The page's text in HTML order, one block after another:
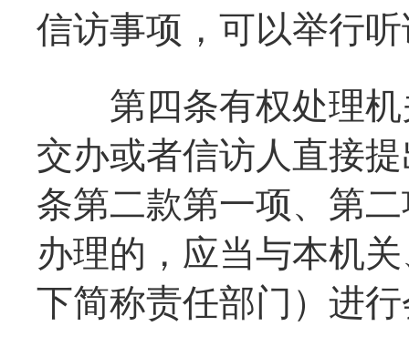
信访事项，可以举行
第四条有权处理机
交办或者信访人直接
条第二款第一项、第
办理的，应当与本机
下简称责任部门）进